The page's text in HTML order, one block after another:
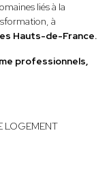
liés à la
à
Hauts-de-France.
professionnels,
LOGEMENT